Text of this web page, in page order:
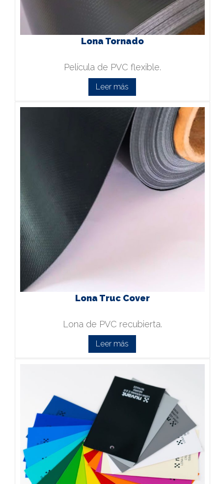
Lona Tornado
Película de PVC flexible.
Leer más
Lona Truc Cover
Lona de PVC recubierta.
Leer más